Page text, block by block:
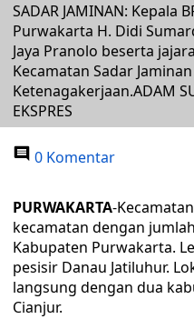
SADAR JAMINAN: Kepala
Purwakarta H. Didi
Jaya Pranolo beserta
Kecamatan Sadar
Ketenagakerjaan.ADAM
EKSPRES
0 Komentar
PURWAKARTA-
kecamatan dengan
Kabupaten Purwakarta.
pesisir Danau Jatiluhur.
langsung dengan dua
Cianjur.